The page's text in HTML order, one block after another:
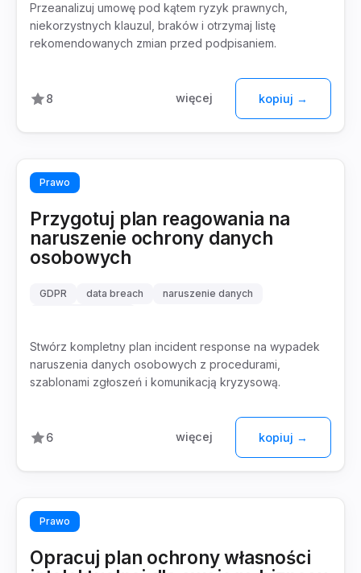
Przeanalizuj umowę pod kątem ryzyk prawnych,
niekorzystnych klauzul, braków i otrzymaj listę
rekomendowanych zmian przed podpisaniem.
8 więcej kopiuj →
Prawo
Przygotuj plan reagowania na
naruszenie ochrony danych
osobowych
GDPR data breach
naruszenie danych
Stwórz kompletny plan incident response na wypadek
naruszenia danych osobowych z procedurami,
szablonami zgłoszeń i komunikacją kryzysową.
6 więcej kopiuj →
Prawo
Opracuj plan ochrony własności